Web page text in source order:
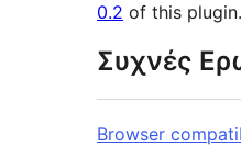
0.2 of this plugin.
Συχνές
Browser